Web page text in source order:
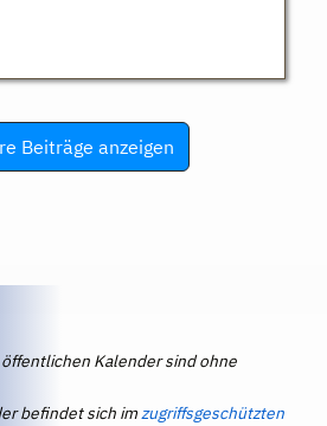
Beiträge anzeigen
Kalender sind ohne
befindet sich imzugriffsgeschützten